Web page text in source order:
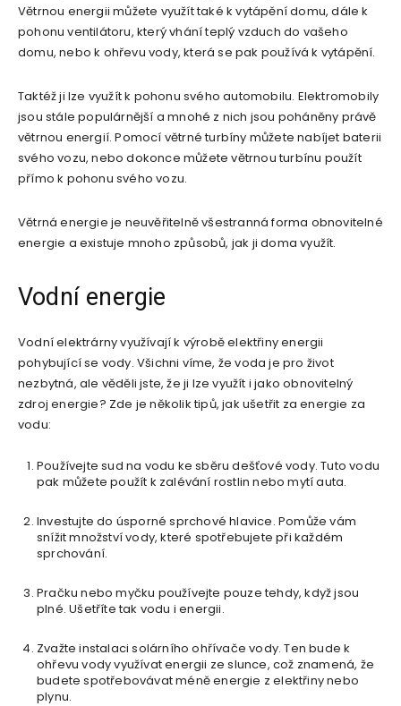
Větrnou energii můžete využít také k vytápění domu, dále k
pohonu ventilátoru, který vhání teplý vzduch do vašeho
domu, nebo k ohřevu vody, která se pak používá k vytápění.
Taktéž ji lze využít k pohonu svého automobilu. Elektromobily
jsou stále populárnější a mnohé z nich jsou poháněny právě
větrnou energií. Pomocí větrné turbíny můžete nabíjet baterii
svého vozu, nebo dokonce můžete větrnou turbínu použít
přímo k pohonu svého vozu.
Větrná energie je neuvěřitelně všestranná forma obnovitelné
energie a existuje mnoho způsobů, jak ji doma využít.
Vodní energie
Vodní elektrárny využívají k výrobě elektřiny energii
pohybující se vody. Všichni víme, že voda je pro život
nezbytná, ale věděli jste, že ji lze využít i jako obnovitelný
zdroj energie? Zde je několik tipů, jak ušetřit za energie za
vodu:
Používejte sud na vodu ke sběru dešťové vody. Tuto vodu
pak můžete použít k zalévání rostlin nebo mytí auta.
Investujte do úsporné sprchové hlavice. Pomůže vám
snížit množství vody, které spotřebujete při každém
sprchování.
Pračku nebo myčku používejte pouze tehdy, když jsou
plné. Ušetříte tak vodu i energii.
Zvažte instalaci solárního ohřívače vody. Ten bude k
ohřevu vody využívat energii ze slunce, což znamená, že
budete spotřebovávat méně energie z elektřiny nebo
plynu.